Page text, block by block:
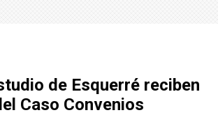
de Esquerré reciben
Caso Convenios